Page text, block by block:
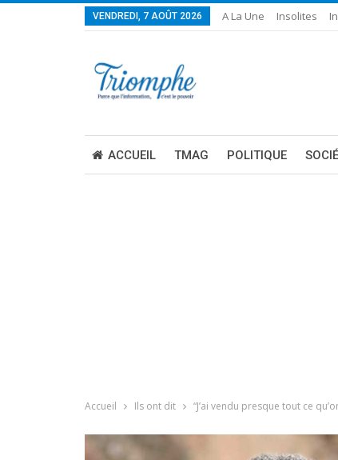
VENDREDI, 7 AOÛT 2026 A La Une Insolites
ACCUEIL TMAG POLITIQUE
Accueil Ils ont dit “J’ai vendu presque tout ce